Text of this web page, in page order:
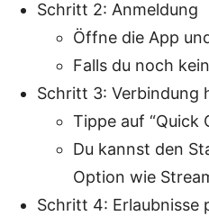
Schritt 2: Anmeldung
Öffne die App
Falls du noch
Schritt 3: Verbindung
Tippe auf “Quick
Du kannst den
Option wie
Schritt 4: Erlaubnisse